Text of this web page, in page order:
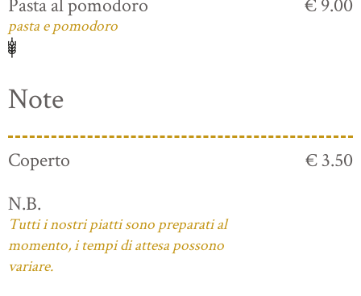
Pasta al pomodoro
pasta e pomodoro
€ 9.00
Note
Coperto
€ 3.50
N.B.
Tutti i nostri piatti sono preparati al
momento, i tempi di attesa possono
variare.